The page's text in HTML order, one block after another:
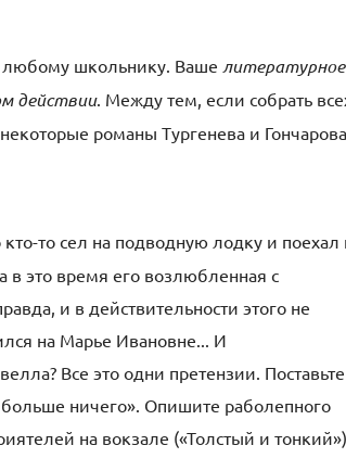
любому школьнику. Ваше литературное
действии. Между тем, если собрать
романы Тургенева и Гончарова
кто-то сел на подводную лодку и поехал
в это время его возлюбленная с
и в действительности этого не
на Марье Ивановне... И
Все это одни претензии. Поставьте
ничего». Опишите раболепного
на вокзале («Толстый и